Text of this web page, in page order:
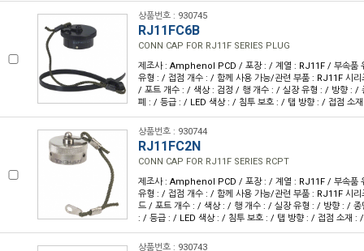
상품번호 : 930745
RJ11FC6B
CONN CAP FOR RJ11F SERIES PLUG
제조사 : Amphenol PCD / 포장 : / 계열 : RJ11F / 부속품
유형 : / 접점 개수 : / 함께 사용 가능/관련 부품 : RJ11F 시
/ 포트 개수 : / 색상 : 검정 / 행 개수 : / 실장 유형 : / 방향 : /
폐 : / 등급 : / LED 색상 : / 침투 보호 : / 탭 방향 : / 접점 소
상품번호 : 930744
RJ11FC2N
CONN CAP FOR RJ11F SERIES RCPT
제조사 : Amphenol PCD / 포장 : / 계열 : RJ11F / 부속품
유형 : / 접점 개수 : / 함께 사용 가능/관련 부품 : RJ11F 시
드 / 포트 개수 : / 색상 : / 행 개수 : / 실장 유형 : / 방향 : /
: / 등급 : / LED 색상 : / 침투 보호 : / 탭 방향 : / 접점 소재 :
상품번호 : 930743